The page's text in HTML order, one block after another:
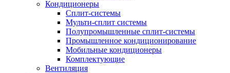
Кондиционеры
Сплит-системы
Мульти-сплит системы
Полупромышленные сплит-системы
Промышленное кондиционирование
Мобильные кондиционеры
Комплектующие
Вентиляция